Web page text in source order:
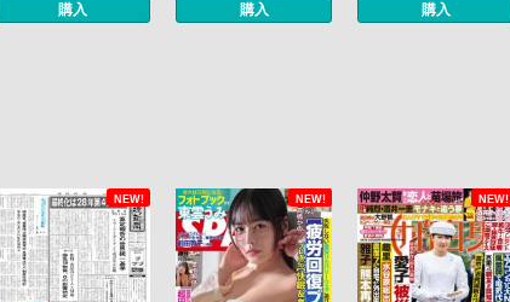
購入 購入 購入
NEW! NEW! NEW!